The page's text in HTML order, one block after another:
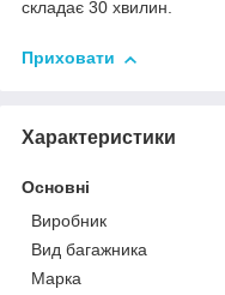
складає 30 хвилин.
Приховати
Характеристики
Основні
Виробник
Вид багажника
Марка